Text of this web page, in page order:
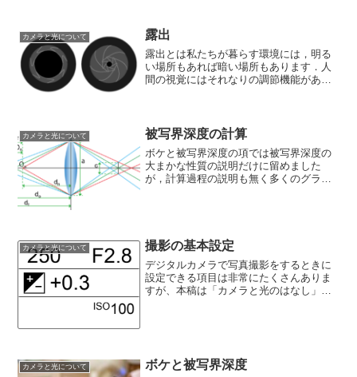
カメラと光について 露出
露出とは私たちが暮らす環境には，明る
い場所もあれば暗い場所もあります．人
間の視覚にはそれなりの調節機能がある
の基準の一つに「照度」と...
カメラと光について 被写界深度の計算
ボケと被写界深度の項では被写界深度の
大まかな性質の説明だけに留めました
が，計算過程の説明も無く多くのグラフ
カメラと光について 撮影の基本設定
デジタルカメラで写真撮影をするときに
設定できる項目は非常にたくさんありま
すが、本稿は「カメラと光のはなし」で
カメラと光について ボケと被写界深度